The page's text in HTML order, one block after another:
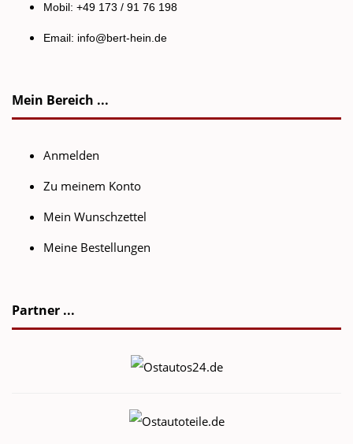
Mobil: +49 173 / 91 76 198
Email: info@bert-hein.de
Mein Bereich ...
Anmelden
Zu meinem Konto
Mein Wunschzettel
Meine Bestellungen
Partner ...